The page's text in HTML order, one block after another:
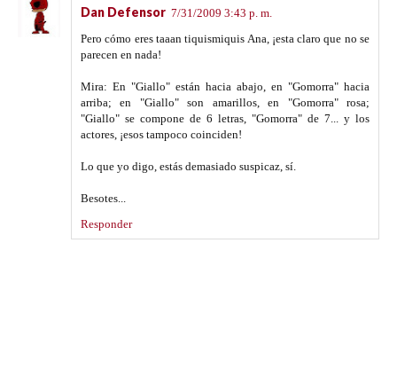
Dan Defensor 7/31/2009 3:43 p. m.
Pero cómo eres taaan tiquismiquis Ana, ¡esta claro que no se
parecen en nada!
Mira: En "Giallo" están hacia abajo, en "Gomorra" hacia
arriba; en "Giallo" son amarillos, en "Gomorra" rosa;
"Giallo" se compone de 6 letras, "Gomorra" de 7... y los
actores, ¡esos tampoco coinciden!
Lo que yo digo, estás demasiado suspicaz, sí.
Besotes...
Responder